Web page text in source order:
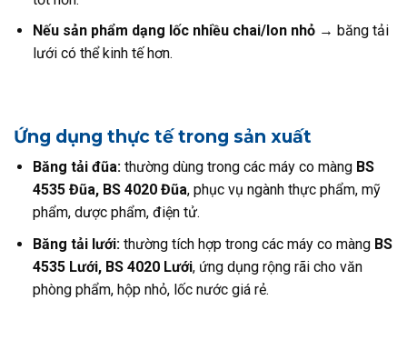
Nếu sản phẩm dạng lốc nhiều chai/lon nhỏ→ băng tải
lưới có thể kinh tế hơn.
Ứng dụng thực tế trong sản xuất
Băng tải đũa:thường dùng trong các máy co màng BS
4535 Đũa, BS 4020 Đũa, phục vụ ngành thực phẩm, mỹ
phẩm, dược phẩm, điện tử.
Băng tải lưới:thường tích hợp trong các máy co màng BS
4535 Lưới, BS 4020 Lưới, ứng dụng rộng rãi cho văn
phòng phẩm, hộp nhỏ, lốc nước giá rẻ.